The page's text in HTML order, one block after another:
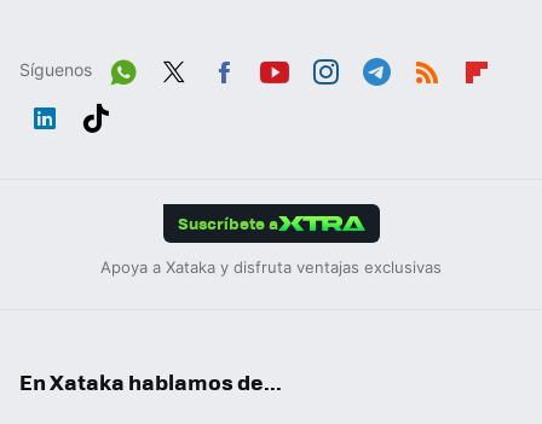
Síguenos
Wh
Suscríbete a
Apoya a Xataka y disfruta ventajas exclusivas
En Xataka hablamos de...